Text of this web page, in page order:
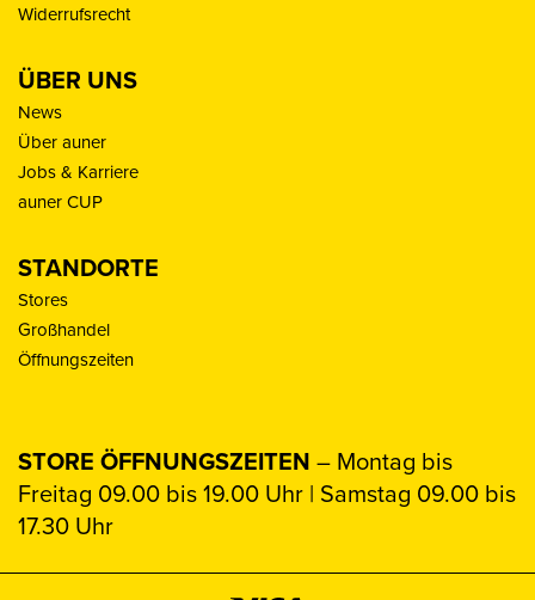
Widerrufsrecht
ÜBER UNS
News
Über auner
Jobs & Karriere
auner CUP
STANDORTE
Stores
Großhandel
Öffnungszeiten
STORE ÖFFNUNGSZEITEN – Montag bis
Freitag 09.00 bis 19.00 Uhr | Samstag 09.00 bis
17.30 Uhr